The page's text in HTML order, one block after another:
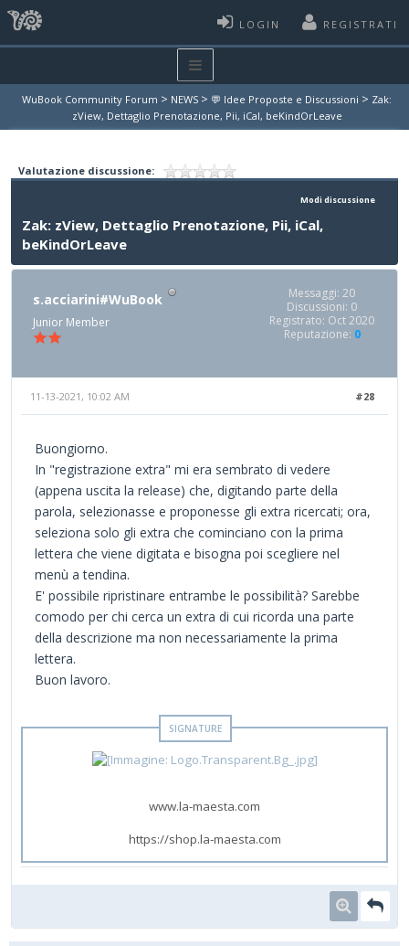
LOGIN REGISTRATI
WuBook Community Forum > NEWS > 💬 Idee Proposte e Discussioni > Zak:
zView, Dettaglio Prenotazione, Pii, iCal, beKindOrLeave
Valutazione discussione:
Modi discussione
Zak: zView, Dettaglio Prenotazione, Pii, iCal,
beKindOrLeave
s.acciarini#WuBook
Junior Member
Messaggi: 20
Discussioni: 0
Registrato: Oct 2020
Reputazione: 0
#28
11-13-2021, 10:02 AM
Buongiorno.
In "registrazione extra" mi era sembrato di vedere
(appena uscita la release) che, digitando parte della
parola, selezionasse e proponesse gli extra ricercati; ora,
seleziona solo gli extra che cominciano con la prima
lettera che viene digitata e bisogna poi scegliere nel
menù a tendina.
E' possibile ripristinare entrambe le possibilità? Sarebbe
comodo per chi cerca un extra di cui ricorda una parte
della descrizione ma non necessariamente la prima
lettera.
Buon lavoro.
www.la-maesta.com
https://shop.la-maesta.com